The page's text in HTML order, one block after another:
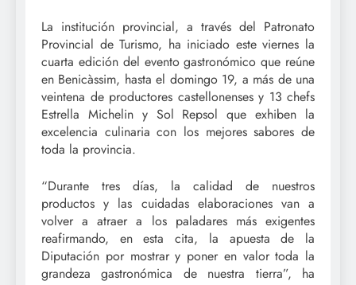
La institución provincial, a través del Patronato
Provincial de Turismo, ha iniciado este viernes la
cuarta edición del evento gastronómico que reúne
en Benicàssim, hasta el domingo 19, a más de una
veintena de productores castellonenses y 13 chefs
Estrella Michelin y Sol Repsol que exhiben la
excelencia culinaria con los mejores sabores de
toda la provincia.
“Durante tres días, la calidad de nuestros
productos y las cuidadas elaboraciones van a
volver a atraer a los paladares más exigentes
reafirmando, en esta cita, la apuesta de la
Diputación por mostrar y poner en valor toda la
grandeza gastronómica de nuestra tierra”, ha